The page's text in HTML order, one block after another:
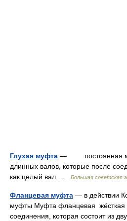
Глухая муфта — постоянная
длинных валов, которые после
как целый вал …
Большая советская
Фланцевая муфта — в действии
муфты Муфта фланцевая жёсткая
соединения, которая состоит из